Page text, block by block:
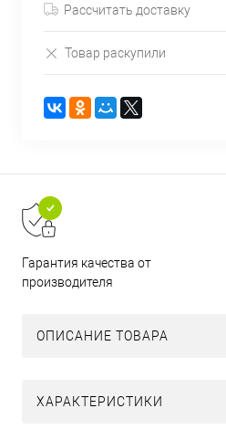
Рассчитать доставку
Товар раскупили
Гарантия качества от
производителя
ОПИСАНИЕ ТОВАРА
ХАРАКТЕРИСТИКИ